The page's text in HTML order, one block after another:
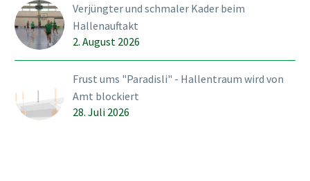
U21…
Verjüngter und schmaler Kader beim
Hallenauftakt
2. August 2026
Frust ums "Paradisli" - Hallentraum wird von
Amt blockiert
28. Juli 2026